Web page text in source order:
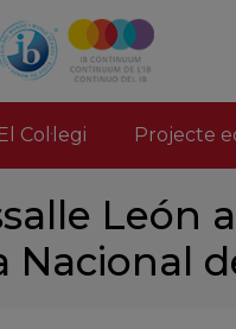
El Col·legi Projecte
León
Nacional